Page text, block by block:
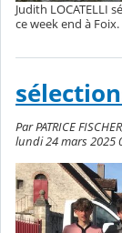
Judith LOCATELLI
ce week end à Foix.
Par PATRICE
lundi 24 mars 2025